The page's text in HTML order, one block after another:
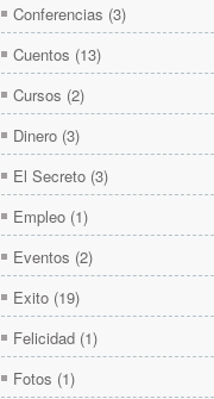
Conferencias (3)
Cuentos (13)
Cursos (2)
Dinero (3)
El Secreto (3)
Empleo (1)
Eventos (2)
Exito (19)
Felicidad (1)
Fotos (1)